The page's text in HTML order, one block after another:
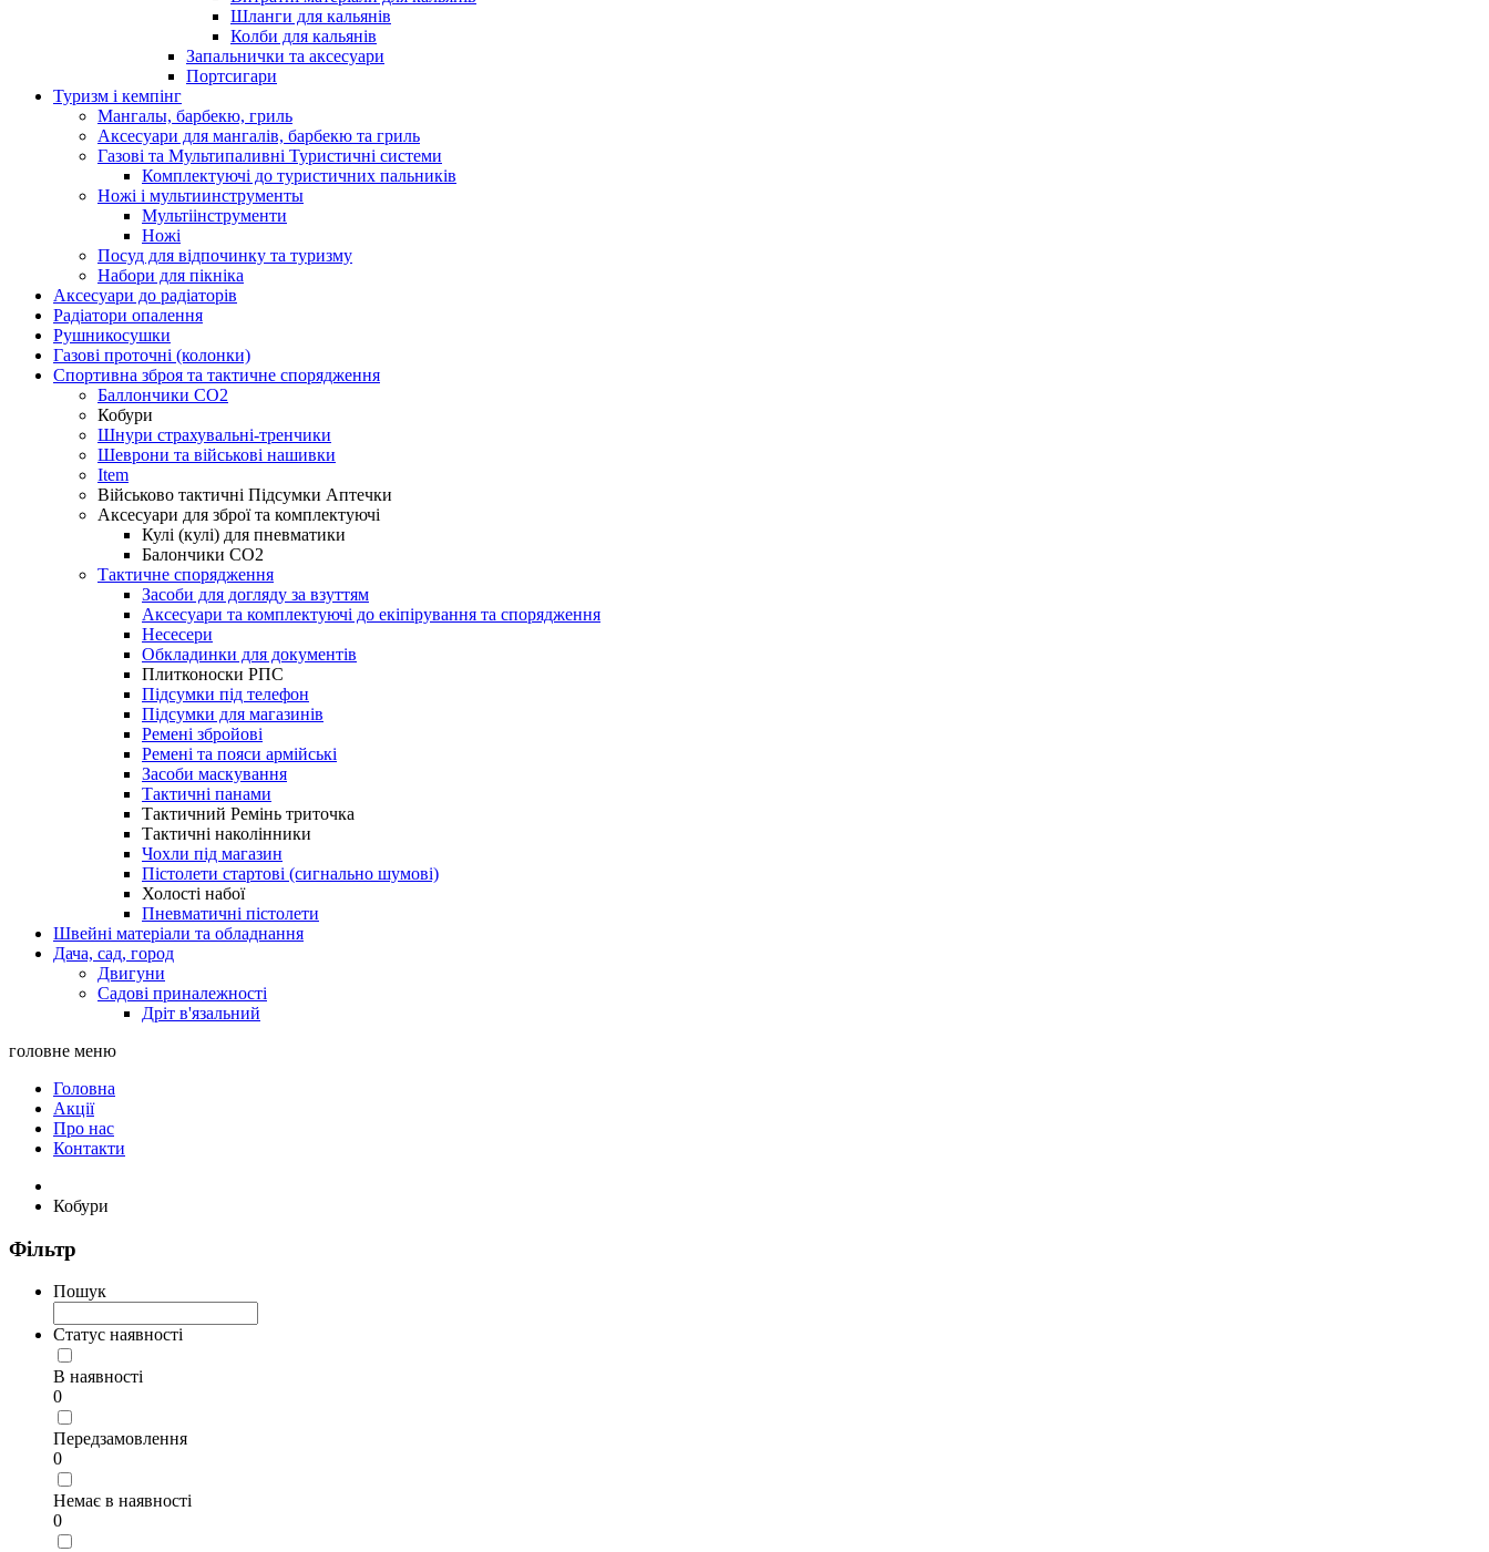
Шланги для кальянів
Колби для кальянів
Запальнички та аксесуари
Портсигари
Туризм і кемпінг
Мангалы, барбекю, гриль
Аксесуари для мангалів, барбекю та гриль
Газові та Мультипаливні Туристичні системи
Комплектуючі до туристичних пальників
Ножі і мультиинструменты
Мультіінструменти
Ножі
Посуд для відпочинку та туризму
Набори для пікніка
Аксесуари до радіаторів
Радіатори опалення
Рушникосушки
Газові проточні (колонки)
Спортивна зброя та тактичне спорядження
Баллончики CO2
Кобури
Шнури страхувальні-тренчики
Шеврони та військові нашивки
Item
Військово тактичні Підсумки Аптечки
Аксесуари для зброї та комплектуючі
Кулі (кулі) для пневматики
Балончики CO2
Тактичне спорядження
Засоби для догляду за взуттям
Аксесуари та комплектуючі до екіпірування та спорядження
Несесери
Обкладинки для документів
Плитконоски РПС
Підсумки під телефон
Підсумки для магазинів
Ремені збройові
Ремені та пояси армійські
Засоби маскування
Тактичні панами
Тактичний Ремінь триточка
Тактичні наколінники
Чохли під магазин
Пістолети стартові (сигнально шумові)
Холості набої
Пневматичні пістолети
Швейні матеріали та обладнання
Дача, сад, город
Двигуни
Садові приналежності
Дріт в'язальний
головне меню
Головна
Акції
Про нас
Контакти
Кобури
Фільтр
Пошук
Статус наявності
В наявності
0
Передзамовлення
0
Немає в наявності
0